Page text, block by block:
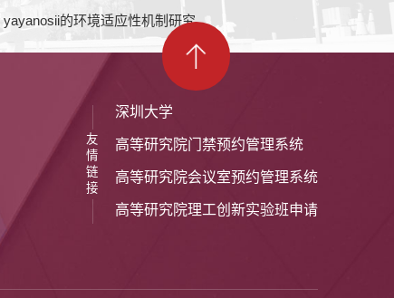
的环境适应性机制研究
友
情
链
接
深圳大学
高等研究院门禁预约管理系统
高等研究院会议室预约管理系统
高等研究院理工创新实验班申请